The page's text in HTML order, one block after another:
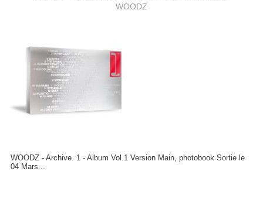
WOODZ
WOODZ - Archive. 1 - Album Vol.1 Version Main, photobook Sortie le
04 Mars...